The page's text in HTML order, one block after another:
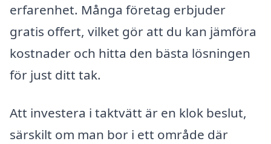
erfarenhet. Många företag erbjuder
gratis offert, vilket gör att du kan jämföra
kostnader och hitta den bästa lösningen
för just ditt tak.
Att investera i taktvätt är en klok beslut,
särskilt om man bor i ett område där